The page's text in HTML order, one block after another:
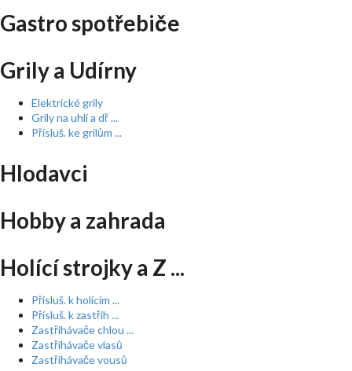
Gastro spotřebiče
Grily a Udírny
Elektrické grily
Grily na uhlí a dř ...
Přísluš. ke grilům ...
Hlodavci
Hobby a zahrada
Holící strojky a Z ...
Přísluš. k holícím ...
Přísluš. k zastřih ...
Zastřihávače chlou ...
Zastřihávače vlasů
Zastřihávače vousů